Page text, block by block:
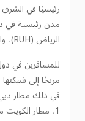
رئيسيًا في
الرياض (RUH)، والدمام (DMM).
مريحًا إلى